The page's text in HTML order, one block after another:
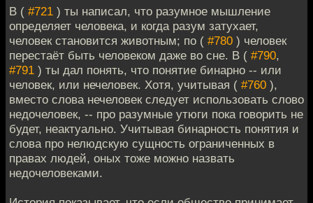
В ( #721 ) ты написал, что разумное мышление
определяет человека, и когда разум затухает,
человек становится животным; по ( #780 ) человек
перестаёт быть человеком даже во сне. В ( #790,
#791 ) ты дал понять, что понятие бинарно -- или
человек, или нечеловек. Хотя, учитывая ( #760 ),
вместо слова нечеловек следует использовать слово
недочеловек, -- про разумные утюги пока говорить не
будет, неактуально. Учитывая бинарность понятия и
слова про нелюдскую сущность ограниченных в
правах людей, оных тоже можно назвать
недочеловеками.